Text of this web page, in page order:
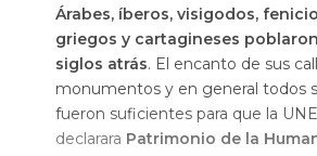
Árabes, íberos, visigodos,
griegos y cartagineses
siglos atrás. El encanto de sus
monumentos y en general todos
fueron suficientes para que la
declarara Patrimonio de la